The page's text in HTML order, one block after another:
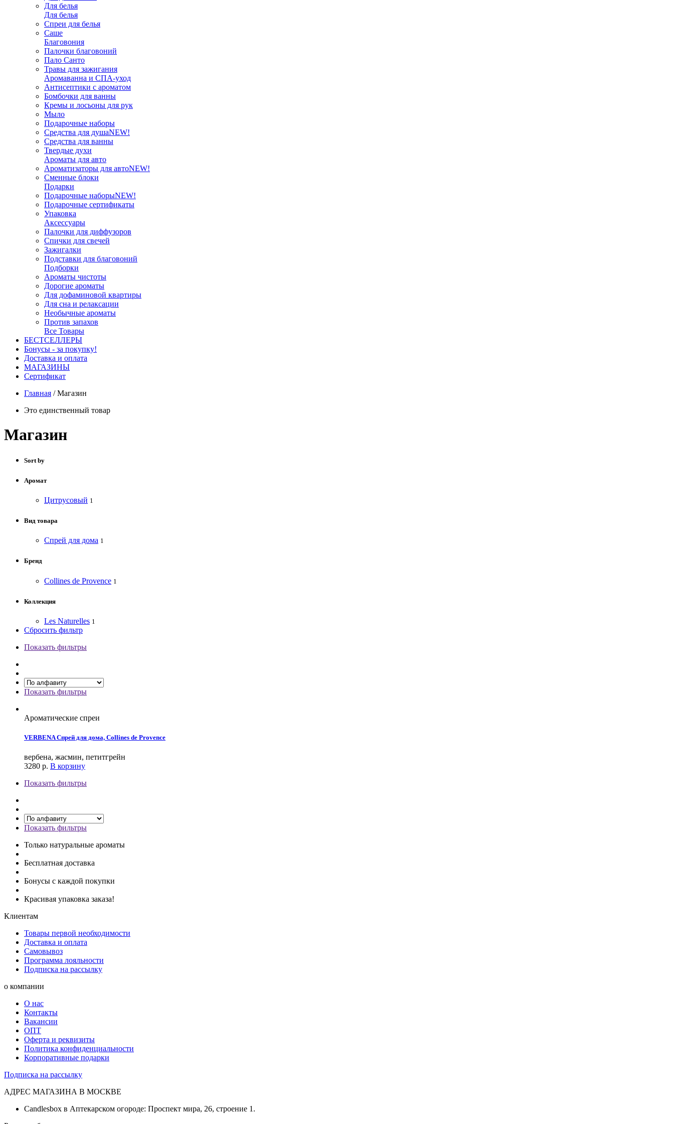
Для белья
Для белья
Спреи для белья
Саше
Благовония
Палочки благовоний
Пало Санто
Травы для зажигания
Аромаванна и СПА-уход
Антисептики с ароматом
Бомбочки для ванны
Кремы и лосьоны для рук
Мыло
Подарочные наборы
Средства для душаNEW!
Средства для ванны
Твердые духи
Ароматы для авто
Ароматизаторы для автоNEW!
Сменные блоки
Подарки
Подарочные наборыNEW!
Подарочные сертификаты
Упаковка
Аксессуары
Палочки для диффузоров
Спички для свечей
Зажигалки
Подставки для благовоний
Подборки
Ароматы чистоты
Дорогие ароматы
Для дофаминовой квартиры
Для сна и релаксации
Необычные ароматы
Против запахов
Все Товары
БЕСТСЕЛЛЕРЫ
Бонусы - за покупку!
Доставка и оплата
МАГАЗИНЫ
Cертификат
Главная /Магазин
Это единственный товар
Магазин
Sort by
Аромат
Цитрусовый 1
Вид товара
Спрей для дома 1
Бренд
Collines de Provence 1
Коллекция
Les Naturelles 1
Сбросить фильтр
Показать фильтры
Показать фильтры
Ароматические спреи
VERBENA Спрей для дома, Collines de Provence
вербена, жасмин, петитгрейн
3280 р. В корзину
Показать фильтры
Показать фильтры
Только натуральные ароматы
Бесплатная доставка
Бонусы с каждой покупки
Красивая упаковка заказа!
Клиентам
Товары первой необходимости
Доставка и оплата
Самовывоз
Программа лояльности
Подписка на рассылку
о компании
О нас
Контакты
Вакансии
ОПТ
Оферта и реквизиты
Политика конфиденциальности
Корпоративные подарки
Подписка на рассылку
АДРЕС МАГАЗИНА В МОСКВЕ
Candlesbox в Аптекарском огороде: Проспект мира, 26, строение 1.